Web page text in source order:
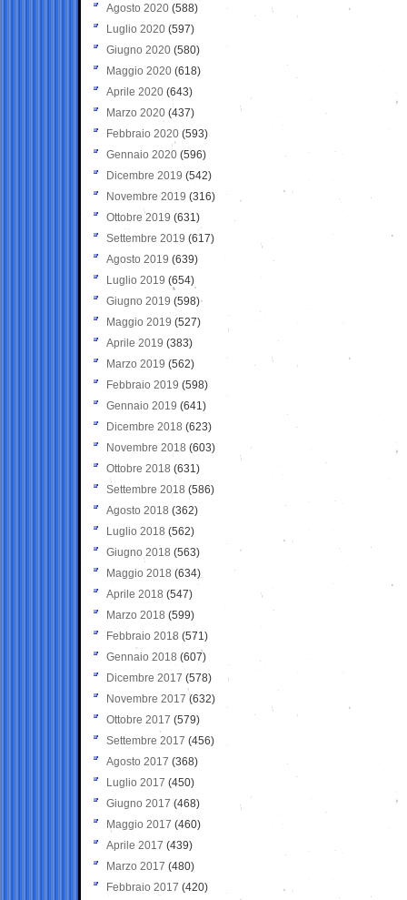
Agosto 2020 (588)
Luglio 2020 (597)
Giugno 2020 (580)
Maggio 2020 (618)
Aprile 2020 (643)
Marzo 2020 (437)
Febbraio 2020 (593)
Gennaio 2020 (596)
Dicembre 2019 (542)
Novembre 2019 (316)
Ottobre 2019 (631)
Settembre 2019 (617)
Agosto 2019 (639)
Luglio 2019 (654)
Giugno 2019 (598)
Maggio 2019 (527)
Aprile 2019 (383)
Marzo 2019 (562)
Febbraio 2019 (598)
Gennaio 2019 (641)
Dicembre 2018 (623)
Novembre 2018 (603)
Ottobre 2018 (631)
Settembre 2018 (586)
Agosto 2018 (362)
Luglio 2018 (562)
Giugno 2018 (563)
Maggio 2018 (634)
Aprile 2018 (547)
Marzo 2018 (599)
Febbraio 2018 (571)
Gennaio 2018 (607)
Dicembre 2017 (578)
Novembre 2017 (632)
Ottobre 2017 (579)
Settembre 2017 (456)
Agosto 2017 (368)
Luglio 2017 (450)
Giugno 2017 (468)
Maggio 2017 (460)
Aprile 2017 (439)
Marzo 2017 (480)
Febbraio 2017 (420)